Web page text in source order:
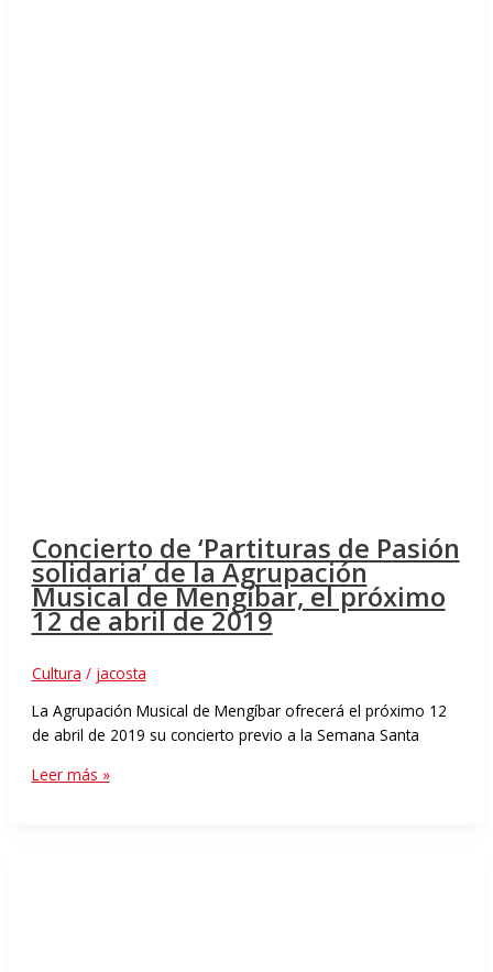
Concierto de ‘Partituras de Pasión
solidaria’ de la Agrupación
Musical de Mengíbar, el próximo
12 de abril de 2019
Cultura / jacosta
La Agrupación Musical de Mengíbar ofrecerá el próximo 12
de abril de 2019 su concierto previo a la Semana Santa
Leer más »